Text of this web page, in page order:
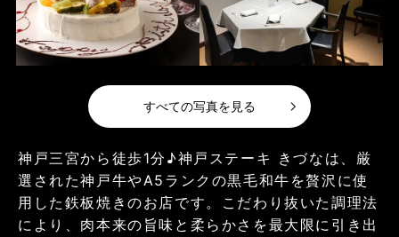
すべての写真を見る
神戸三宮から徒歩1分♪神戸ステーキ きづなは、厳
選された神戸牛やA5ランクの黒毛和牛を贅沢に使
用した鉄板焼きのお店です。こだわり抜いた調理法
により、肉本来の旨味と柔らかさを最大限に引き出